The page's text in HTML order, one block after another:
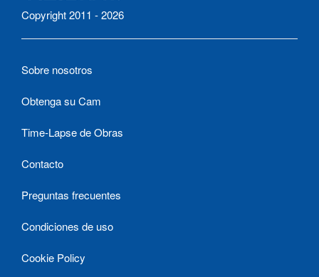
Copyright 2011 - 2026
Sobre nosotros
Obtenga su Cam
Time-Lapse de Obras
Contacto
Preguntas frecuentes
Condiciones de uso
Cookie Policy